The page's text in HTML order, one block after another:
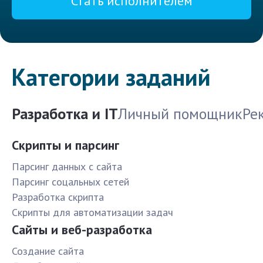
Категории заданий
Разработка и ITЛичный помощник
Скрипты и парсинг
Парсинг данных с сайта
Парсинг соцальных сетей
Разработка скрипта
Скрипты для автоматизации задач
Сайты и веб-разработка
Создание сайта